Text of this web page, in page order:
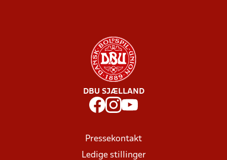
DBU SJÆLLAND
Pressekontakt
Ledige stillinger